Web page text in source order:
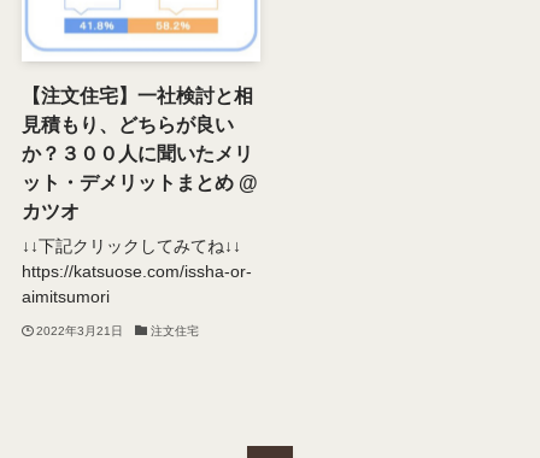
【注文住宅】一社検討と相
見積もり、どちらが良い
か？３００人に聞いたメリ
ット・デメリットまとめ @
カツオ
↓↓下記クリックしてみてね↓↓
https://katsuose.com/issha-or-
aimitsumori
2022年3月21日 注文住宅